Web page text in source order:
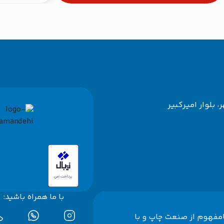
بلوار امیرکبیر
از صنعت چاپ و با
با ما همراه باشید: